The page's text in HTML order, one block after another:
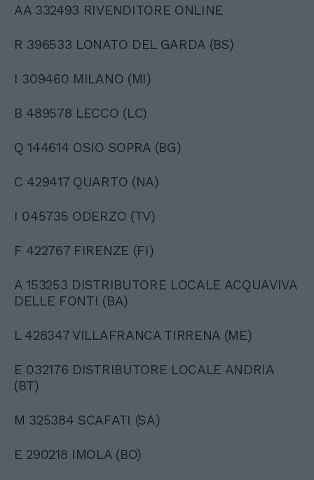
AA 332493 RIVENDITORE ONLINE
R 396533 LONATO DEL GARDA (BS)
I 309460 MILANO (MI)
B 489578 LECCO (LC)
Q 144614 OSIO SOPRA (BG)
C 429417 QUARTO (NA)
I 045735 ODERZO (TV)
F 422767 FIRENZE (FI)
A 153253 DISTRIBUTORE LOCALE ACQUAVIVA
DELLE FONTI (BA)
L 428347 VILLAFRANCA TIRRENA (ME)
E 032176 DISTRIBUTORE LOCALE ANDRIA
(BT)
M 325384 SCAFATI (SA)
E 290218 IMOLA (BO)